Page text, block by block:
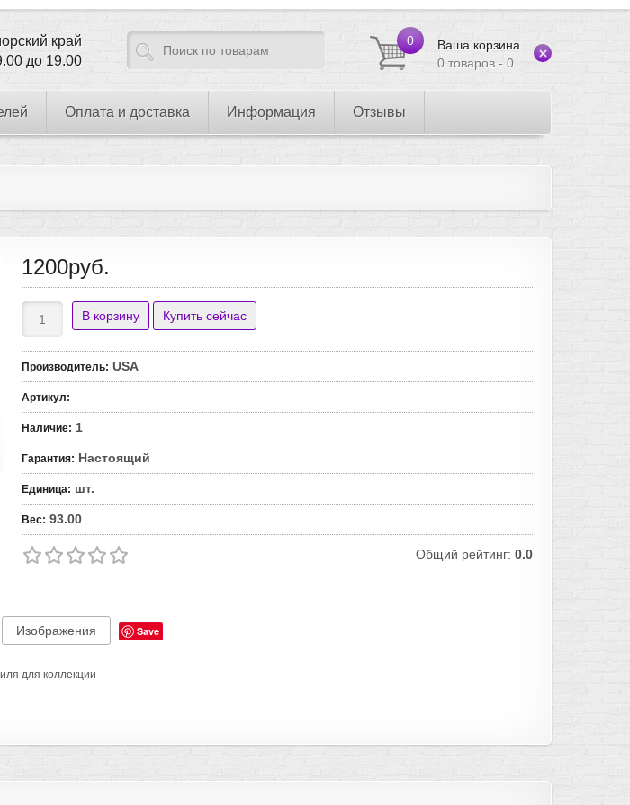
0
Ваша корзина
0 товаров - 0
край
до 19.00
Оплата и доставка Информация Отзывы
1200руб.
Производитель: USA
Артикул:
Наличие: 1
Гарантия: Настоящий
Единица: шт.
Вес: 93.00
Общий рейтинг: 0.0
Изображения Save
для коллекции